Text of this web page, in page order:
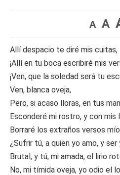
A A
Allí despacio te diré mis cuitas,
¡Allí en tu boca escribiré mis
¡Ven, que la soledad será tu
Ven, blanca oveja,
Pero, si acaso lloras, en tus
Esconderé mi rostro, y con mis
Borraré los extraños versos
¿Sufrir tú, a quien yo amo, y
Brutal, y tú, mi amada, el lirio
No, mi tímida oveja, yo odio el